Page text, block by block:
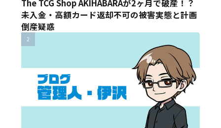
The TCG Shop AKIHABARAが2ヶ月で破産！？
未入金・高額カード返却不可の被害実態と計画
倒産疑惑